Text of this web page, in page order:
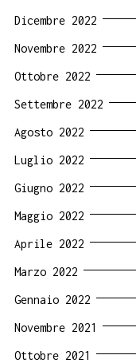
Dicembre 2022
Novembre 2022
Ottobre 2022
Settembre 2022
Agosto 2022
Luglio 2022
Giugno 2022
Maggio 2022
Aprile 2022
Marzo 2022
Gennaio 2022
Novembre 2021
Ottobre 2021